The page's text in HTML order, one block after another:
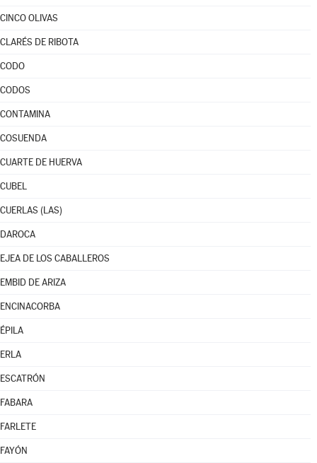
CINCO OLIVAS
CLARÉS DE RIBOTA
CODO
CODOS
CONTAMINA
COSUENDA
CUARTE DE HUERVA
CUBEL
CUERLAS (LAS)
DAROCA
EJEA DE LOS CABALLEROS
EMBID DE ARIZA
ENCINACORBA
ÉPILA
ERLA
ESCATRÓN
FABARA
FARLETE
FAYÓN